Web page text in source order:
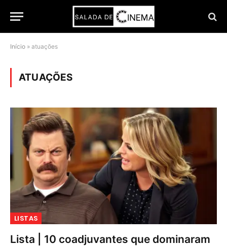
Início » atuações
ATUAÇÕES
LISTAS
Lista | 10 coadjuvantes que dominaram